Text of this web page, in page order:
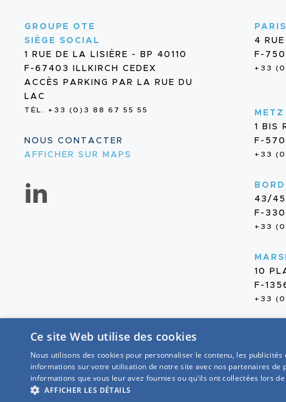
GROUPE OTE
SIÈGE SOCIAL
1 RUE DE LA LISIÈRE - BP 40110
F-67403 ILLKIRCH CEDEX
ACCÈS PARKING PAR LA RUE DU
LAC
TÉL. +33 (0)3 88 67 55 55
NOUS CONTACTER
AFFICHER SUR MAPS
PARIS
4
F-
+33
METZ
1 BIS
F-
+33
43/45
F-
+33
10
F-
+33
2026 — GROUPE OTE
Ce site Web utilise des cookies
Nous utilisons des cookies pour personnaliser le contenu, les
informations sur votre utilisation de notre site avec nos partenaires
informations que vous leur avez fournies ou qu'ils ont collectées lors
AFFICHER LES DÉTAILS